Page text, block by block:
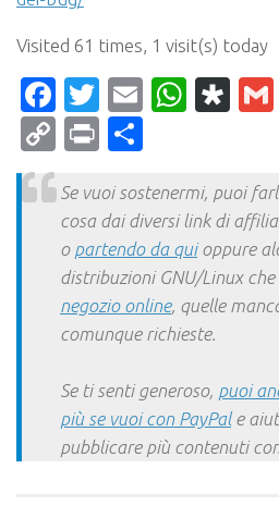
Visited 61 times, 1 visit(s) today
Facebook
Twitter
Email
CopyPrint
Se vuoi sostenermi, puoi
cosa dai diversi link di
o partendo da quioppure
distribuzioni GNU/Linux che
negozio online, quelle
comunque richieste.
Se ti senti generoso, puoi
più se vuoi con PayPale
pubblicare più contenuti